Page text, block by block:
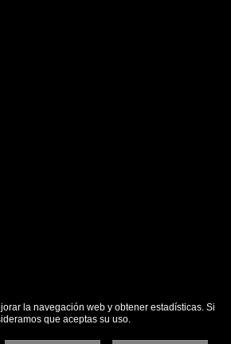
la navegación web y obtener estadísticas. Si
que aceptas su uso.